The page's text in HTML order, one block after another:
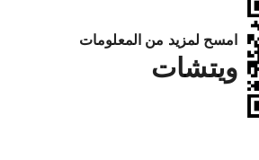
امسح لمزيد من المعلومات
ويتشات